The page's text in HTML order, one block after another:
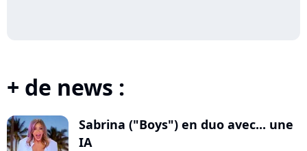
+ de news :
Sabrina ("Boys") en duo avec... une
IA